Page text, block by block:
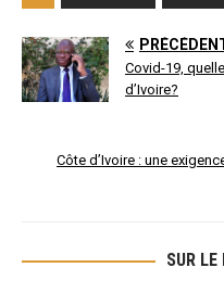
Covid-19,
d’Ivoire?
Côte d’Ivoire : une
SUR LE